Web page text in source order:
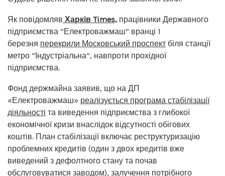
Як повідомляв Харків Times, працівники Державного
підприємства “Електроважмаш” вранці 1
березня перекрили Московський проспект біля станції
метро “Індустріальна”, навпроти прохідної
підприємства.
Фонд держмайна заявив, що на ДП
«Електроважмаш» реалізується програма стабілізації
діяльності та виведення підприємства з глибокої
економічної кризи внаслідок відсутності обігових
коштів. План стабілізації включає реструктуризацію
проблемних кредитів (один з двох кредитів вже
виведений з дефолтного стану та почав
обслуговуватися заводом), залучення потрібного